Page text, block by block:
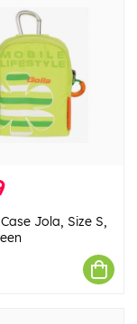
Jola, Size S,